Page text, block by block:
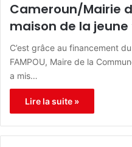
Cameroun/Mairie
maison de la
C’est grâce au financement
FAMPOU, Maire de la
a mis…
Lire la suite »